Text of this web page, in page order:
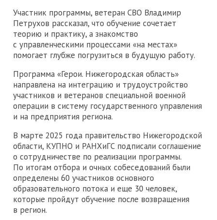
Участник программы, ветеран СВО Владимир
Петрухов рассказал, что обучение сочетает
теорию и практику, а знакомство
с управленческими процессами «на местах»
помогает глубже погрузиться в будущую работу.
Программа «Герои. Нижегородская область»
направлена на интеграцию и трудоустройство
участников и ветеранов специальной военной
операции в систему государственного управления
и на предприятия региона.
В марте 2025 года правительство Нижегородской
области, КУПНО и РАНХиГС подписали соглашение
о сотрудничестве по реализации программы.
По итогам отбора и очных собеседований были
определены 60 участников основного
образовательного потока и еще 30 человек,
которые пройдут обучение после возвращения
в регион.